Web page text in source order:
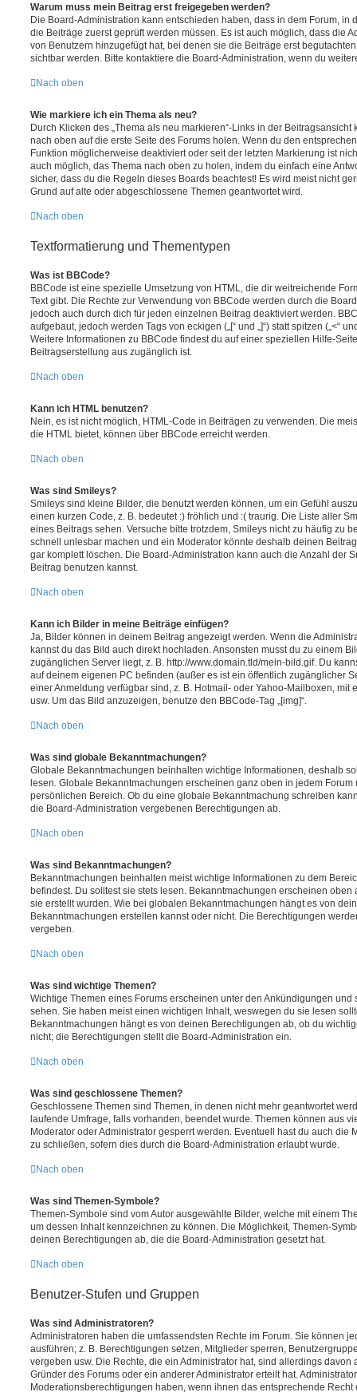
Warum muss mein Beitrag erst freigegeben werden?
Die Board-Administration kann entschieden haben, dass in dem Forum, in
die Beiträge zuerst geprüft werden müssen. Es ist auch möglich, dass die
von Benutzern hinzugefügt hat, bei denen sie die Beiträge erst
sichtbar werden. Bitte kontaktiere die Board-Administration, wenn du
Nach oben
Wie markiere ich ein Thema als neu?
Durch Klicken des „Thema als neu markieren“-Links in der
nach oben auf die erste Seite des Forums holen. Wenn du den
Funktion möglicherweise deaktiviert oder seit der letzten Markierung ist
auch möglich, das Thema nach oben zu holen, indem du einfach eine
sicher, dass du die Regeln dieses Boards beachtest! Es wird meist nicht
Grund auf alte oder abgeschlossene Themen geantwortet wird.
Nach oben
Textformatierung und Thementypen
Was ist BBCode?
BBCode ist eine spezielle Umsetzung von HTML, die dir weitreichende
Text gibt. Die Rechte zur Verwendung von BBCode werden durch die
jedoch auch durch dich für jeden einzelnen Beitrag deaktiviert werden.
aufgebaut, jedoch werden Tags von eckigen („[“ und „]“) statt spitzen („<“
Weitere Informationen zu BBCode findest du auf einer speziellen Hilfe-
Beitragserstellung aus zugänglich ist.
Nach oben
Kann ich HTML benutzen?
Nein, es ist nicht möglich, HTML-Code in Beiträgen zu verwenden. Die
die HTML bietet, können über BBCode erreicht werden.
Nach oben
Was sind Smileys?
Smileys sind kleine Bilder, die benutzt werden können, um ein Gefühl
einen kurzen Code, z. B. bedeutet :) fröhlich und :( traurig. Die Liste aller
eines Beitrags sehen. Versuche bitte trotzdem, Smileys nicht zu häufig zu
schnell unlesbar machen und ein Moderator könnte deshalb deinen
gar komplett löschen. Die Board-Administration kann auch die Anzahl der
Beitrag benutzen kannst.
Nach oben
Kann ich Bilder in meine Beiträge einfügen?
Ja, Bilder können in deinem Beitrag angezeigt werden. Wenn die
kannst du das Bild auch direkt hochladen. Ansonsten musst du zu einem
zugänglichen Server liegt, z. B. http://www.domain.tld/mein-bild.gif. Du
auf deinem eigenen PC befinden (außer es ist ein öffentlich zugänglicher
einer Anmeldung verfügbar sind, z. B. Hotmail- oder Yahoo-Mailboxen, mit
usw. Um das Bild anzuzeigen, benutze den BBCode-Tag „[img]“.
Nach oben
Was sind globale Bekanntmachungen?
Globale Bekanntmachungen beinhalten wichtige Informationen, deshalb
lesen. Globale Bekanntmachungen erscheinen ganz oben in jedem
persönlichen Bereich. Ob du eine globale Bekanntmachung schreiben
die Board-Administration vergebenen Berechtigungen ab.
Nach oben
Was sind Bekanntmachungen?
Bekanntmachungen beinhalten meist wichtige Informationen zu dem
befindest. Du solltest sie stets lesen. Bekanntmachungen erscheinen oben
sie erstellt wurden. Wie bei globalen Bekanntmachungen hängt es von
Bekanntmachungen erstellen kannst oder nicht. Die Berechtigungen
vergeben.
Nach oben
Was sind wichtige Themen?
Wichtige Themen eines Forums erscheinen unter den Ankündigungen und
sehen. Sie haben meist einen wichtigen Inhalt, weswegen du sie lesen
Bekanntmachungen hängt es von deinen Berechtigungen ab, ob du
nicht; die Berechtigungen stellt die Board-Administration ein.
Nach oben
Was sind geschlossene Themen?
Geschlossene Themen sind Themen, in denen nicht mehr geantwortet
laufende Umfrage, falls vorhanden, beendet wurde. Themen können aus
Moderator oder Administrator gesperrt werden. Eventuell hast du auch die
zu schließen, sofern dies durch die Board-Administration erlaubt wurde.
Nach oben
Was sind Themen-Symbole?
Themen-Symbole sind vom Autor ausgewählte Bilder, welche mit einem
um dessen Inhalt kennzeichnen zu können. Die Möglichkeit, Themen-
deinen Berechtigungen ab, die die Board-Administration gesetzt hat.
Nach oben
Benutzer-Stufen und Gruppen
Was sind Administratoren?
Administratoren haben die umfassendsten Rechte im Forum. Sie können
ausführen; z. B. Berechtigungen setzen, Mitglieder sperren,
vergeben usw. Die Rechte, die ein Administrator hat, sind allerdings
Gründer des Forums oder ein anderer Administrator erteilt hat.
Moderationsberechtigungen haben, wenn ihnen das entsprechende Recht